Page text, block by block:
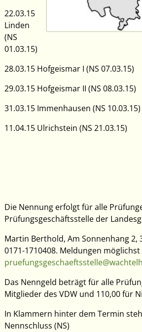
22.03.15
Linden
(NS
01.03.15)
28.03.15 Hofgeismar I (NS 07.03.15)
29.03.15 Hofgeismar II (NS 08.03.15)
31.03.15 Immenhausen (NS 10.03.15)
11.04.15 Ulrichstein (NS 21.03.15)
Die Nennung erfolgt für alle
Prüfungsgeschäftsstelle der
Martin Berthold, Am Sonnenhang 2,
0171-1710408. Meldungen
Das Nenngeld beträgt für alle
Mitglieder des VDW und 110,00 für
In Klammern hinter dem Termin
Nennschluss (NS)